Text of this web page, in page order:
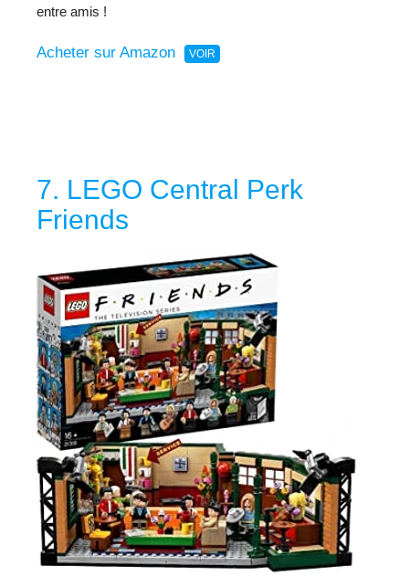
entre amis !
Acheter sur Amazon
7. LEGO Central Perk
Friends